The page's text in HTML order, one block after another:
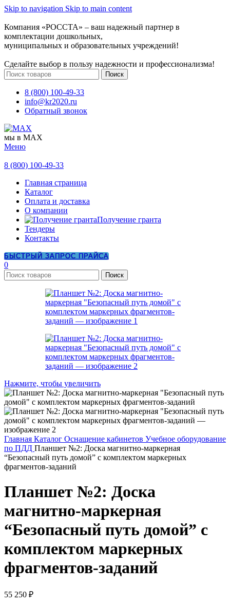
Skip to navigation Skip to main content
Компания «РОССТА» – ваш надежный партнер в
комплектации дошкольных,
муниципальных и образовательных учреждений!
Сделайте выбор в пользу надежности и профессионализма!
Поиск
8 (800) 100-49-33
info@kr2020.ru
Обратный звонок
мы в MAX
Меню
8 (800) 100-49-33
Главная страница
Каталог
Оплата и доставка
О компании
Получение гранта
Тендеры
Контакты
БЫСТРЫЙ ЗАПРОС ПРАЙСА
0
Поиск
Нажмите, чтобы увеличить
Главная Каталог Оснащение кабинетов Учебное оборудование
по ПДД Планшет №2: Доска магнитно-маркерная
“Безопасный путь домой” с комплектом маркерных
фрагментов-заданий
Планшет №2: Доска
магнитно-маркерная
“Безопасный путь домой” с
комплектом маркерных
фрагментов-заданий
55 250 ₽